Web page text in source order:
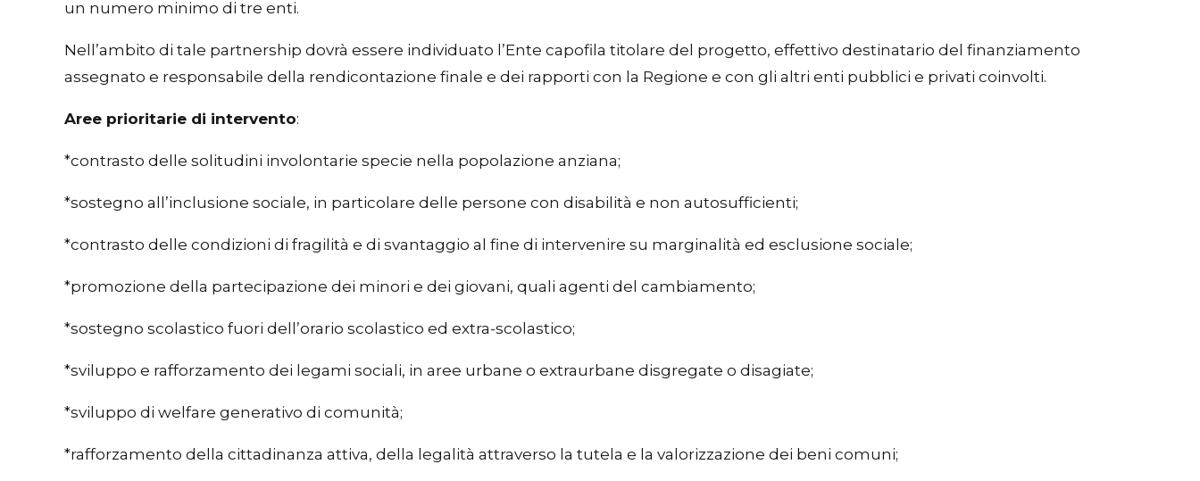
un numero minimo di tre enti.
Nell’ambito di tale partnership dovrà essere individuato l’Ente capofila titolare del progetto, effettivo destinatario del finanziamento
assegnato e responsabile della rendicontazione finale e dei rapporti con la Regione e con gli altri enti pubblici e privati coinvolti.
Aree prioritarie di intervento:
*contrasto delle solitudini involontarie specie nella popolazione anziana;
*sostegno all’inclusione sociale, in particolare delle persone con disabilità e non autosufficienti;
*contrasto delle condizioni di fragilità e di svantaggio al fine di intervenire su marginalità ed esclusione sociale;
*promozione della partecipazione dei minori e dei giovani, quali agenti del cambiamento;
*sostegno scolastico fuori dell’orario scolastico ed extra-scolastico;
*sviluppo e rafforzamento dei legami sociali, in aree urbane o extraurbane disgregate o disagiate;
*sviluppo di welfare generativo di comunità;
*rafforzamento della cittadinanza attiva, della legalità attraverso la tutela e la valorizzazione dei beni comuni;